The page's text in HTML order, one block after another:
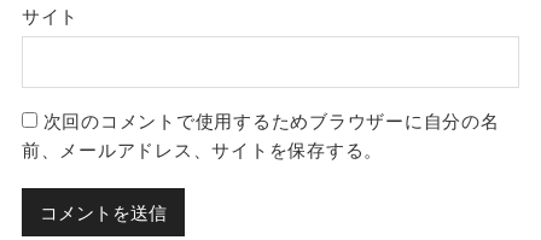
サイト
次回のコメントで使用するためブラウザーに自分の名
前、メールアドレス、サイトを保存する。